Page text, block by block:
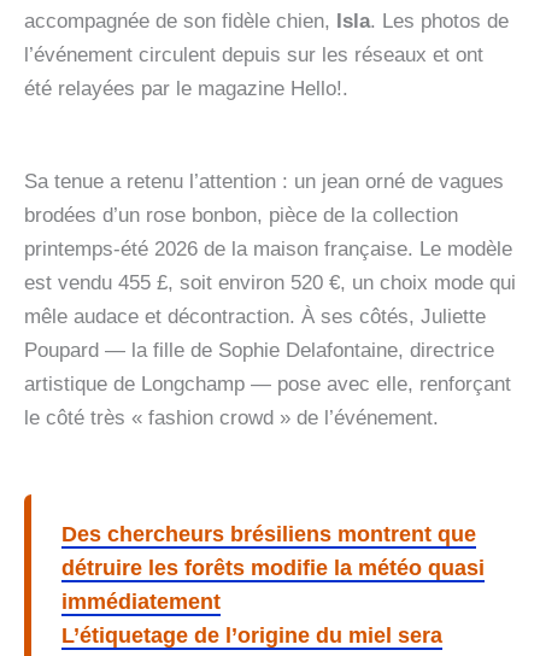
accompagnée de son fidèle chien, Isla. Les photos de
l’événement circulent depuis sur les réseaux et ont
été relayées par le magazine Hello!.
Sa tenue a retenu l’attention : un jean orné de vagues
brodées d’un rose bonbon, pièce de la collection
printemps-été 2026 de la maison française. Le modèle
est vendu 455 £, soit environ 520 €, un choix mode qui
mêle audace et décontraction. À ses côtés, Juliette
Poupard — la fille de Sophie Delafontaine, directrice
artistique de Longchamp — pose avec elle, renforçant
le côté très « fashion crowd » de l’événement.
Des chercheurs brésiliens montrent que
détruire les forêts modifie la météo quasi
immédiatement
L’étiquetage de l’origine du miel sera